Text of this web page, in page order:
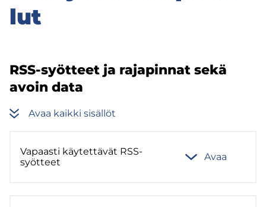
lut
RSS-​syötteet ja ra­ja­pin­nat sekä
avoin data
Avaa kaik­ki si­säl­löt
Va­paas­ti käy­tet­tä­vät RSS-​
syötteet
Avaa